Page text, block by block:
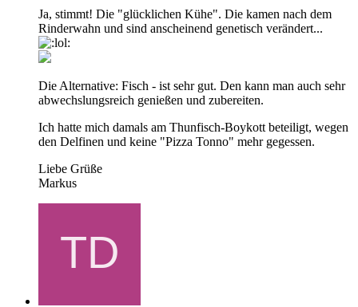
Ja, stimmt! Die "glücklichen Kühe". Die kamen nach dem
Rinderwahn und sind anscheinend genetisch verändert...
Die Alternative: Fisch - ist sehr gut. Den kann man auch sehr
abwechslungsreich genießen und zubereiten.
Ich hatte mich damals am Thunfisch-Boykott beteiligt, wegen
den Delfinen und keine "Pizza Tonno" mehr gegessen.
Liebe Grüße
Markus